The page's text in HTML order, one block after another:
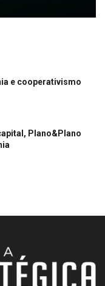
e cooperativismo
Plano&Plano